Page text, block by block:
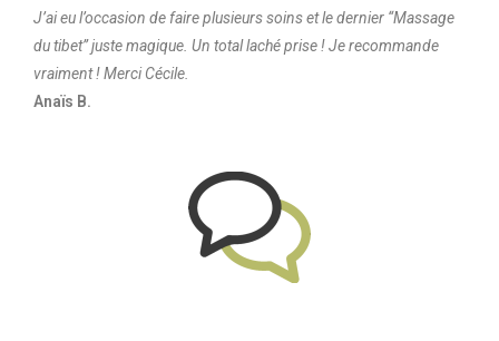
J’ai eu l’occasion de faire plusieurs soins et le dernier “Massage
du tibet” juste magique. Un total laché prise ! Je recommande
vraiment ! Merci Cécile.
Anaïs B.